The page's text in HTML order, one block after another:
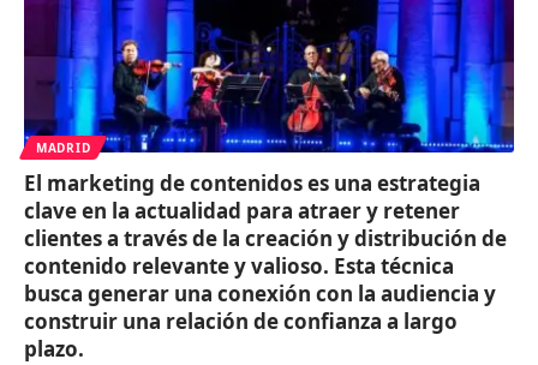
MADRID
El marketing de contenidos es una estrategia
clave en la actualidad para atraer y retener
clientes a través de la creación y distribución de
contenido relevante y valioso. Esta técnica
busca generar una conexión con la audiencia y
construir una relación de confianza a largo
plazo.